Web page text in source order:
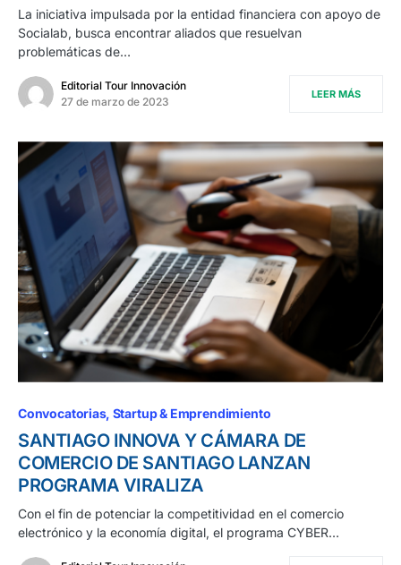
La iniciativa impulsada por la entidad financiera con apoyo de
Socialab, busca encontrar aliados que resuelvan
problemáticas de…
Editorial Tour Innovación
27 de marzo de 2023
LEER MÁS
Convocatorias Startup & Emprendimiento
SANTIAGO INNOVA Y CÁMARA DE
COMERCIO DE SANTIAGO LANZAN
PROGRAMA VIRALIZA
Con el fin de potenciar la competitividad en el comercio
electrónico y la economía digital, el programa CYBER…